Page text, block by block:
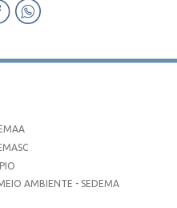
AMBIENTE - SEDEMA